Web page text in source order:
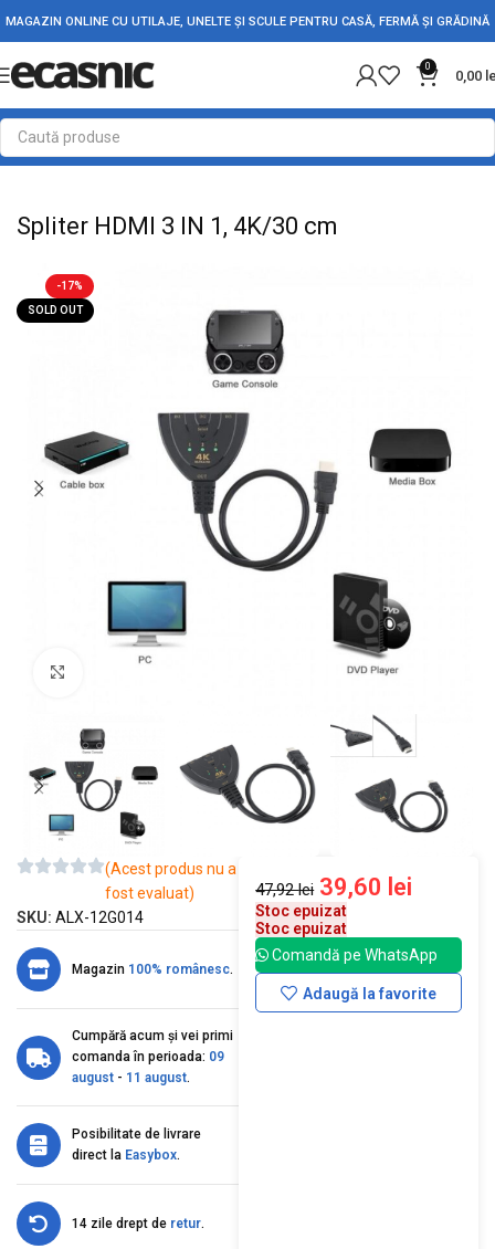
MAGAZIN ONLINE CU UTILAJE, UNELTE ȘI SCULE PENTRU CASĂ, FERMĂ ȘI GRĂDINĂ
0
0,00
Prima pagină Electrice Adaptori Conectori & Mufe
Spliter HDMI 3 IN 1, 4K/30 cm
-17%
SOLD OUT
(Acest produs nu a
fost evaluat)
SKU: ALX-12G014
Magazin 100% românesc.
Cumpără acum și vei primi
comanda în perioada: 09
august - 11 august.
Posibilitate de livrare
direct la Easybox.
14 zile drept de retur.
47,92lei 39,60 lei
Stoc epuizat
Stoc epuizat
Comandă pe WhatsApp
Adaugă la favorite